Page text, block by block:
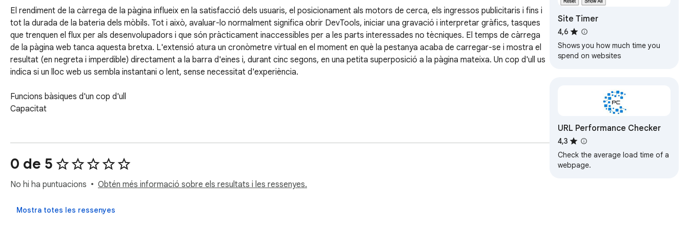
El rendiment de la càrrega de la pàgina influeix en la satisfacció dels usuaris, el posicionament als motors de cerca, els ingressos publicitaris i fins i
tot la durada de la bateria dels mòbils. Tot i això, avaluar-lo normalment significa obrir DevTools, iniciar una gravació i interpretar gràfics, tasques
que trenquen el flux per als desenvolupadors i que són pràcticament inaccessibles per a les parts interessades no tècniques. El temps de càrrega
de la pàgina web tanca aquesta bretxa. L'extensió atura un cronòmetre virtual en el moment en què la pestanya acaba de carregar-se i mostra el
resultat (en negreta i imperdible) directament a la barra d'eines i, durant cinc segons, en una petita superposició a la pàgina mateixa. Un cop d'ull us
indica si un lloc web us sembla instantani o lent, sense necessitat d'experiència.
Funcions bàsiques d'un cop d'ull
Capacitat
Utilitza la moderna API Performance Navigation Timing per a una precisió de mil·lisegons, amb una alternativa segura a l'objecte performance.timing
clàssic.
Pantalla de doble distintiu
0 de 5
No hi ha puntuacions Obtén més informació sobre els resultats i les ressenyes.
Mostra totes les ressenyes
Site Timer
4,6
Shows you how much time you
spend on websites
URL Performance Checker
4,3
Check the average load time of a
webpage.